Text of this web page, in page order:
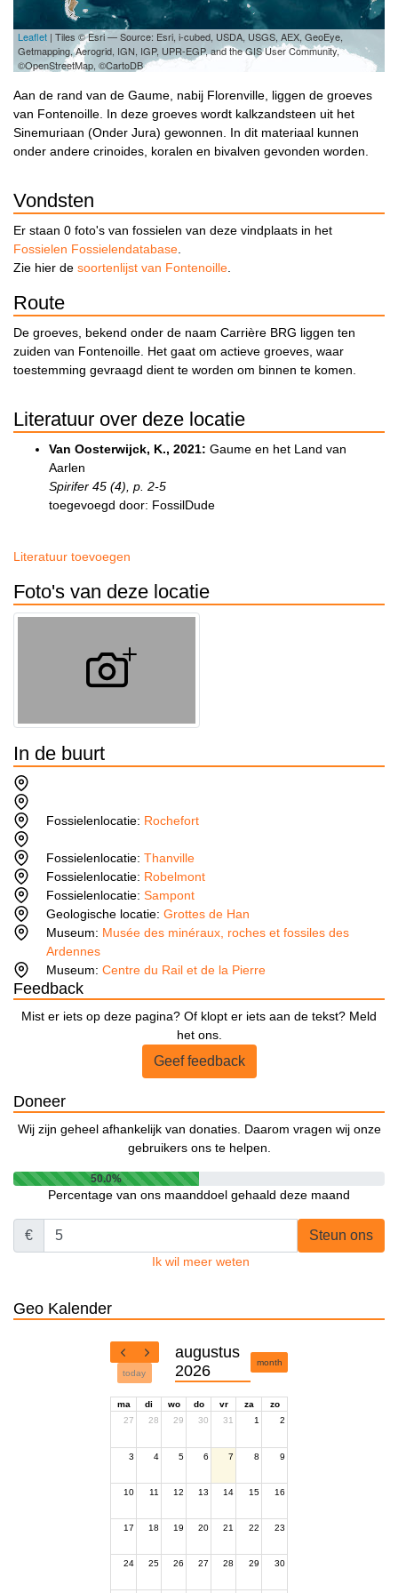
Leaflet | Tiles © Esri — Source: Esri, i-cubed, USDA, USGS, AEX, GeoEye,
Getmapping, Aerogrid, IGN, IGP, UPR-EGP, and the GIS User Community,
©OpenStreetMap, ©CartoDB
Aan de rand van de Gaume, nabij Florenville, liggen de groeves
van Fontenoille. In deze groeves wordt kalkzandsteen uit het
Sinemuriaan (Onder Jura) gewonnen. In dit materiaal kunnen
onder andere crinoides, koralen en bivalven gevonden worden.
Vondsten
Er staan 0 foto's van fossielen van deze vindplaats in het
Fossielen Fossielendatabase.
Zie hier de soortenlijst van Fontenoille.
Route
De groeves, bekend onder de naam Carrière BRG liggen ten
zuiden van Fontenoille. Het gaat om actieve groeves, waar
toestemming gevraagd dient te worden om binnen te komen.
Literatuur over deze locatie
Van Oosterwijck, K., 2021: Gaume en het Land van
Aarlen
Spirifer 45 (4), p. 2-5
toegevoegd door: FossilDude
Literatuur toevoegen
Foto's van deze locatie
In de buurt
Fossielenlocatie: Rochefort
Fossielenlocatie:Thanville
Fossielenlocatie: Robelmont
Fossielenlocatie:Sampont
Geologische locatie:Grottes de Han
Museum: Musée des minéraux, roches et fossiles des
Ardennes
Museum:Centre du Rail et de la Pierre
Feedback
Mist er iets op deze pagina? Of klopt er iets aan de tekst? Meld
het ons.
Geef feedback
Doneer
Wij zijn geheel afhankelijk van donaties. Daarom vragen wij onze
gebruikers ons te helpen.
50.0%
Percentage van ons maanddoel gehaald deze maand
€ Steun ons
Ik wil meer weten
Geo Kalender
today
augustus
2026
month
ma di wo do vr za
zo
27
28 29 30 31 1 2
3 4 5 6 7 8 9
10 11 12 13 14 15 16
17 18 19 20 21 22 23
24 25 26 27 28 29 30